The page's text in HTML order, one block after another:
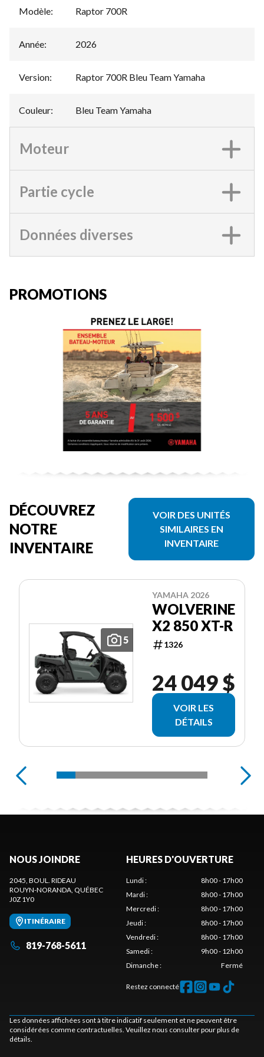
Modèle: Raptor 700R
Année: 2026
Version: Raptor 700R Bleu Team Yamaha
Couleur: Bleu Team Yamaha
Moteur
Partie cycle
Données diverses
PROMOTIONS
DÉCOUVREZ
NOTRE
INVENTAIRE
VOIR DES UNITÉS
SIMILAIRES EN
INVENTAIRE
5
YAMAHA 2026
WOLVERINE
X2 850 XT-R
1326
24 049 $
VOIR LES
DÉTAILS
NOUS JOINDRE
2045, BOUL. RIDEAU
ROUYN-NORANDA, QUÉBEC
J0Z 1Y0
ITINÉRAIRE
819-768-5611
HEURES D'OUVERTURE
Lundi:
8h00 - 17h00
Mardi:
8h00 - 17h00
Mercredi:
8h00 - 17h00
Jeudi:
8h00 - 17h00
Vendredi:
8h00 - 17h00
Samedi:
9h00 - 12h00
Dimanche: Fermé
Restez connecté
Les données affichées sont à titre indicatif seulement et ne peuvent être
considérées comme contractuelles. Veuillez nous consulter pour plus de
détails.